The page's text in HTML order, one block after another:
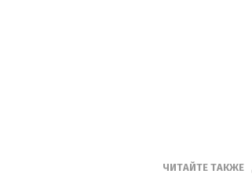
ЧИТАЙТЕ ТАКЖЕ